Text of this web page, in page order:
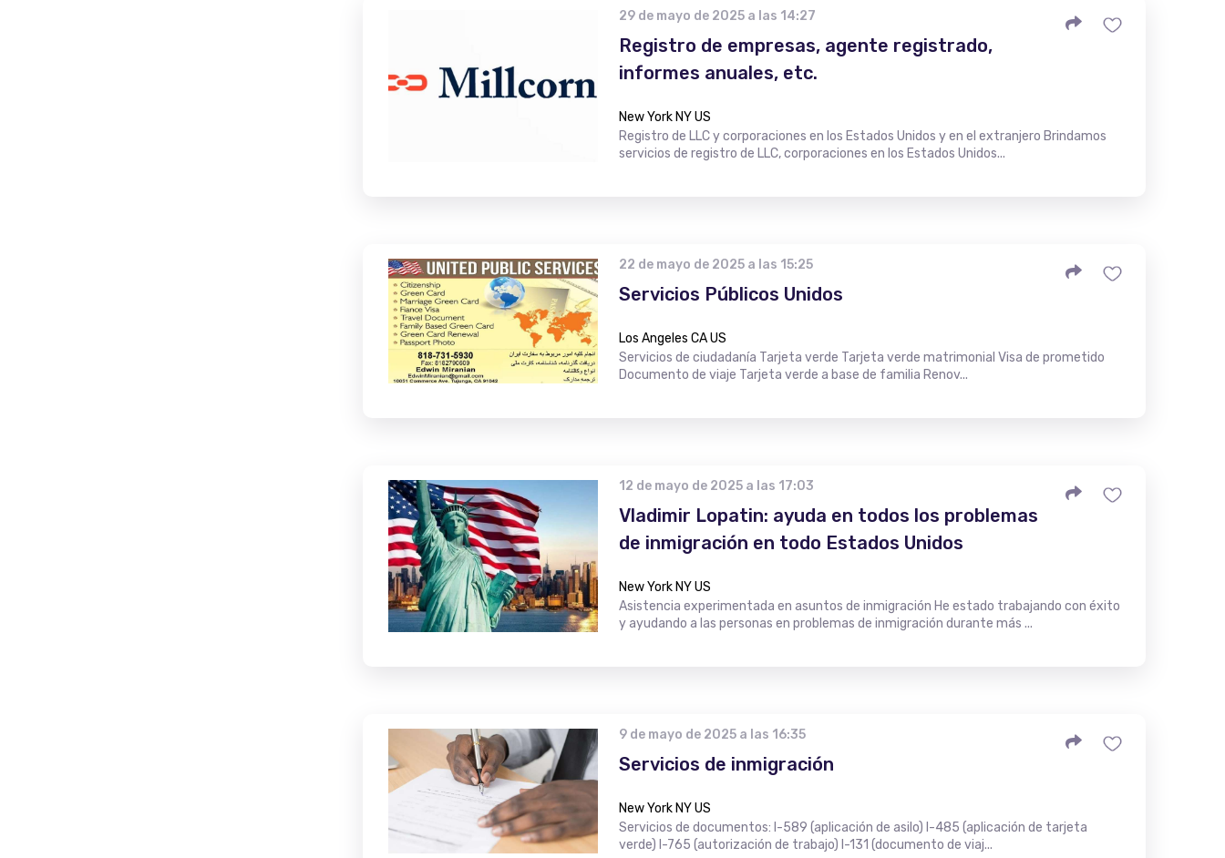
29 de mayo de 2025 a las 14:27
Registro de empresas, agente registrado,
informes anuales, etc.
New York NY US
Registro de LLC y corporaciones en los Estados Unidos y en el extranjero Brindamos
servicios de registro de LLC, corporaciones en los Estados Unidos...
22 de mayo de 2025 a las 15:25
Servicios Públicos Unidos
Los Angeles CA US
Servicios de ciudadanía Tarjeta verde Tarjeta verde matrimonial Visa de prometido
Documento de viaje Tarjeta verde a base de familia Renov...
12 de mayo de 2025 a las 17:03
Vladimir Lopatin: ayuda en todos los problemas
de inmigración en todo Estados Unidos
New York NY US
Asistencia experimentada en asuntos de inmigración He estado trabajando con éxito
y ayudando a las personas en problemas de inmigración durante más ...
9 de mayo de 2025 a las 16:35
Servicios de inmigración
New York NY US
Servicios de documentos: I-589 (aplicación de asilo) I-485 (aplicación de tarjeta
verde) I-765 (autorización de trabajo) I-131 (documento de viaj...